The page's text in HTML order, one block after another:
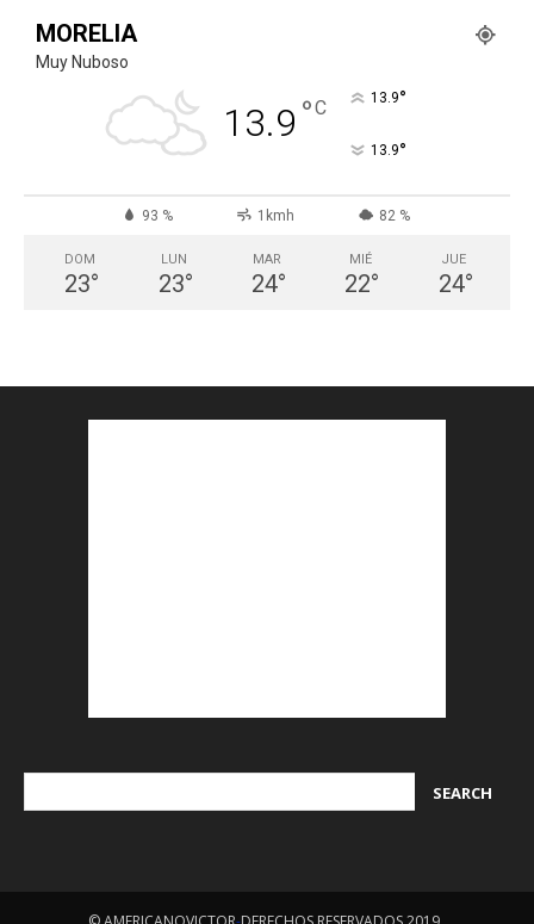
MORELIA
Muy Nuboso
13.9 °C 13.9°
13.9°
93 % 1kmh 82 %
DOM
23°
LUN
23°
MAR
24°
MIÉ
22°
JUE
24°